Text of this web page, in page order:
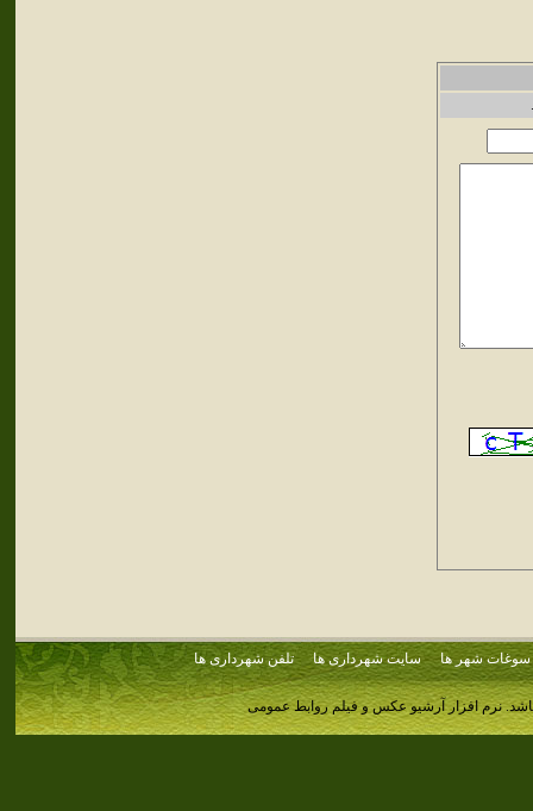
سوغات شهر ها سایت شهرداری ها تلفن شهرداری ها
نرم افزار آرشیو عکس و فیلم روابط عمومی